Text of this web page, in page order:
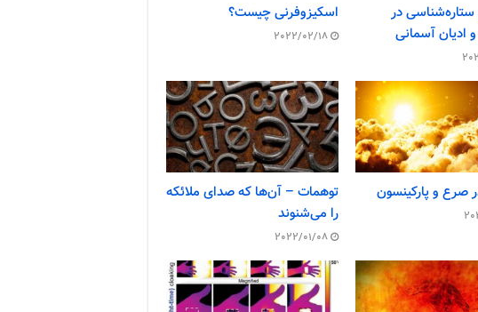
در
ادیان آسمانی
اسکیزوفرنی چیست؟
2022/02/18
صرع و پارکینسون
توهمات – آن‌ها که صدای ملائکه
را می‌شنوند
2022/01/08